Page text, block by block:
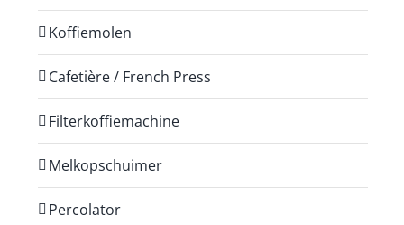
Koffiemolen
Cafetière / French Press
Filterkoffiemachine
Melkopschuimer
Percolator